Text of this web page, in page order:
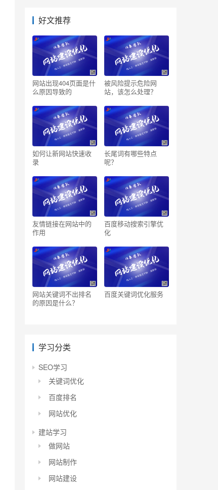
好文推荐
网站出现404页面是什
么原因导致的
被风险提示危险网
站，该怎么处理？
如何让新网站快速收
录
长尾词有哪些特点
呢？
友情链接在网站中的
作用
百度移动搜索引擎优
化
网站关键词不出排名
的原因是什么？
百度关键词优化服务
学习分类
SEO学习
关键词优化
百度排名
网站优化
建站学习
做网站
网站制作
网站建设